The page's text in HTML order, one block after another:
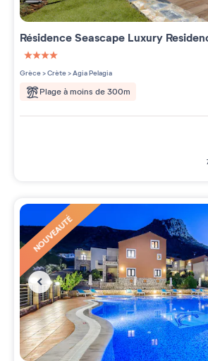
RésidenceSeascape Luxury
4 étoiles sur 5
Grèce>Crète>Agia Pelagia
Plage à moins de 300m
NOUVEAUTÉ